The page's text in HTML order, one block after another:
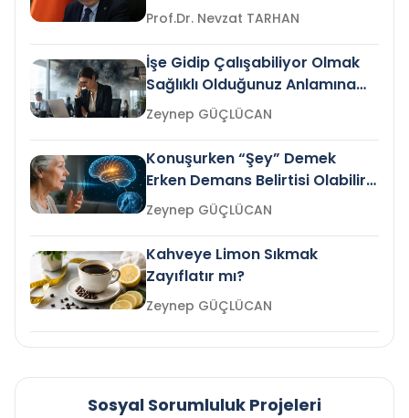
Prof.Dr. Nevzat TARHAN
İşe Gidip Çalışabiliyor Olmak
Sağlıklı Olduğunuz Anlamına
Gelir mi?Zeynep GÜÇLÜCAN
Konuşurken “Şey” Demek
Erken Demans Belirtisi Olabilir
mi?
Zeynep GÜÇLÜCAN
Kahveye Limon Sıkmak
Zayıflatır mı?
Zeynep GÜÇLÜCAN
Sosyal Sorumluluk Projeleri